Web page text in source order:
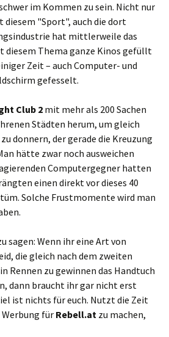
im Kommen zu sein. Nicht nur
diesem "Sport", auch die dort
hat mittlerweile das
Thema ganze Kinos gefüllt
Zeit – auch Computer- und
gefesselt.
Club 2 mit mehr als 200 Sachen
Städten herum, um gleich
donnern, der gerade die Kreuzung
hätte zwar noch ausweichen
Computergegner hatten
einen direkt vor dieses 40
Solche Frustmomente wird man
sagen: Wenn ihr eine Art von
die gleich nach dem zweiten
Rennen zu gewinnen das Handtuch
dann braucht ihr gar nicht erst
ist nichts für euch. Nutzt die Zeit
für Rebell.at zu machen,